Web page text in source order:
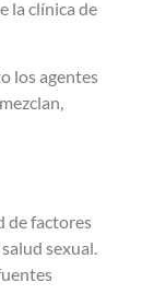
la clínica de
los agentes
de factores
sexual.